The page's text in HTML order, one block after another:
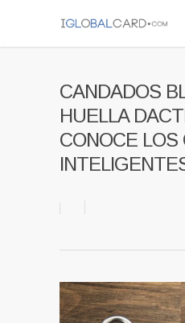
CANDADOS
HUELLA
CONOCE LOS